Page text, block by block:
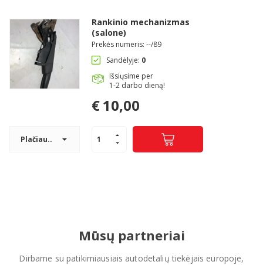
Rankinio mechanizmas
(salone)
Prekės numeris: --/89
Sandėlyje: 0
Išsiųsime per
1-2 darbo dieną!
€10,00
Plačiau..
Mūsų partneriai
Dirbame su patikimiausiais autodetalių tiekėjais europoje,